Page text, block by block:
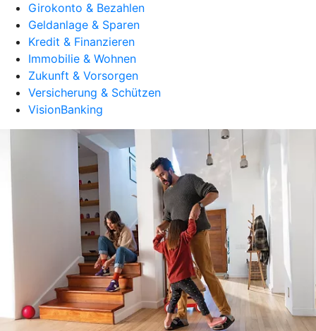
Girokonto & Bezahlen
Geldanlage & Sparen
Kredit & Finanzieren
Immobilie & Wohnen
Zukunft & Vorsorgen
Versicherung & Schützen
VisionBanking